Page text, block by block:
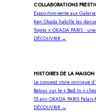
COLLABORATIONS
Exposition-vente aux
Ken Okada habille les
Toyota × OKADA PARIS :
DÉCOUVRIR →
HISTOIRES DE LA MAISON
Le concept store onirique
Retour sur le « Bed In »
15 ans OKADA PARIS Palais-
DÉCOUVRIR →